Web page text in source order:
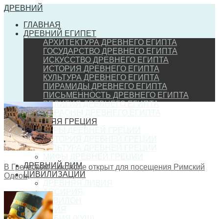
ДРЕВНИЙ
ГЛАВНАЯ
ДРЕВНИЙ ЕГИПЕТ
АРХИТЕКТУРА ДРЕВНЕГО ЕГИПТА
ГОСУДАРСТВО ДРЕВНЕГО ЕГИПТА
ИСКУССТВО ДРЕВНЕГО ЕГИПТА
ИСТОРИЯ ДРЕВНЕГО ЕГИПТА
КУЛЬТУРА ДРЕВНЕГО ЕГИПТА
ПИРАМИДЫ ДРЕВНЕГО ЕГИПТА
ПИСЬМЕННОСТЬ ДРЕВНЕГО ЕГИПТА
РЕЛИГИЯ ДРЕВНЕГО ЕГИПТА
ФАРАОНЫ ДРЕВНЕГО ЕГИПТА
ДРЕВНЯЯ ГРЕЦИЯ
ИГРЫ ДРЕВНЕЙ ГРЕЦИИ
ИСТОРИЯ ДРЕВНЕЙ ГРЕЦИИ
КУЛЬТУРА ДРЕВНЕЙ ГРЕЦИИ
ДРЕВНИЙ РИМ
ЦИВИЛИЗАЦИИ
АССИРИЯ
ВАВИЛОН
МАЙЯ
В Греческом Никополе открыт для посещения Римский
Одеон